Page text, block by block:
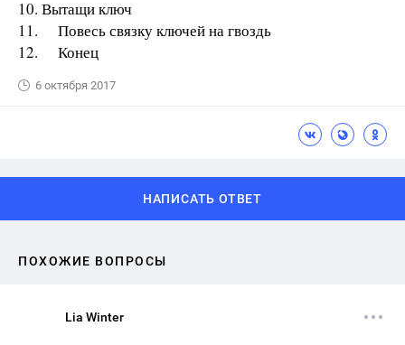
10. Вытащи ключ
11. Повесь связку ключей на гвоздь
12. Конец
6 октября 2017
НАПИСАТЬ ОТВЕТ
ПОХОЖИЕ ВОПРОСЫ
Lia Winter